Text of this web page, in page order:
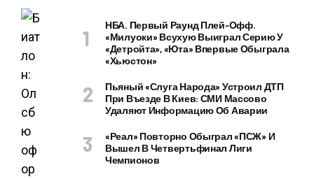
НБА. Первый Раунд Плей-Офф.
«Милуоки» Всухую Выиграл Серию У
«Детройта», «Юта» Впервые Обыграла
«Хьюстон»
Пьяный «слуга Народа» Устроил ДТП
При Въезде В Киев: СМИ Массово
Удаляют Информацию Об Аварии
«Реал» Повторно Обыграл «ПСЖ» И
Вышел В Четвертьфинал Лиги
Чемпионов